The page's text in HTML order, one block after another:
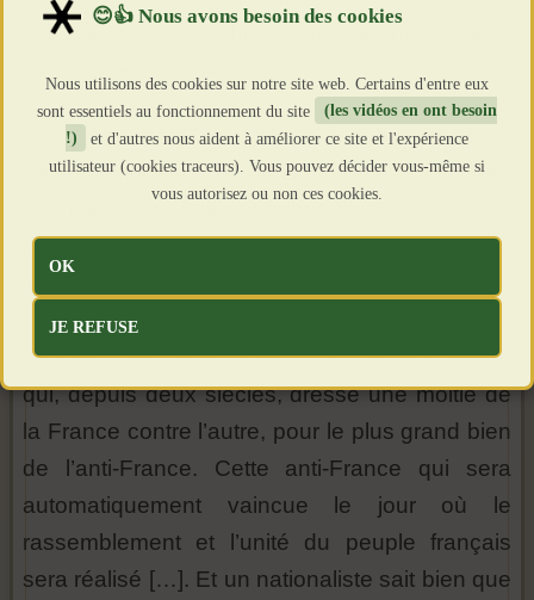
leurs responsables honorent « les héros de la
Dans National-Hebdodu 23 novembre 1995,
Pierre Vial, où il tient la chronique « Notre
dire du bien de la Commune. Sa réponse est
l’alignement sur le vieux clivage entre droite et
gauche, ces deux faces d’un même système
qui, depuis deux siècles, dresse une moitié de
la France contre l’autre, pour le plus grand bien
de l’anti-France. Cette anti-France qui sera
automatiquement vaincue le jour où le
rassemblement et l’unité du peuple français
sera réalisé […]. Et un nationaliste sait bien que
Nous utilisons des cookies sur notre site web. Certains d'entre eux
sont essentiels au fonctionnement du site
(les vidéos en ont besoin
!)
et d'autres nous aident à améliorer ce site et l'expérience
utilisateur (cookies traceurs). Vous pouvez décider vous-même si
vous autorisez ou non ces cookies.
OK
JE REFUSE